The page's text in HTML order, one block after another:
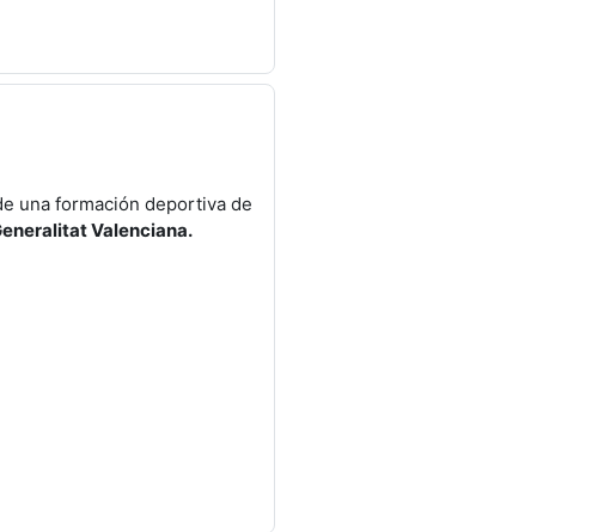
una formación deportiva de
Valenciana.